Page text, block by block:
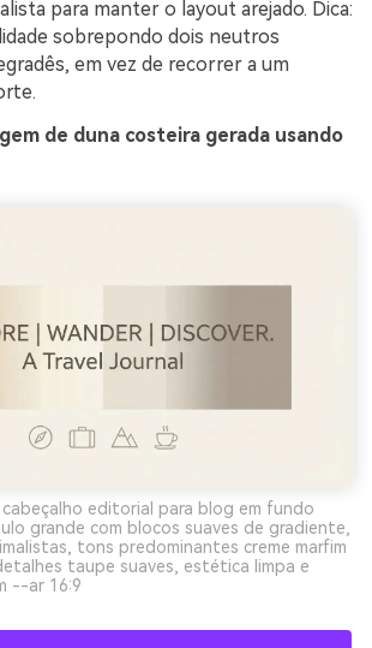
para manter o layout arejado. Dica:
sobrepondo dois neutros
em vez de recorrer a um
de duna costeira gerada usando
editorial para blog em fundo
grande com blocos suaves de gradiente,
tons predominantes creme marfim
taupe suaves, estética limpa e
--ar 16:9